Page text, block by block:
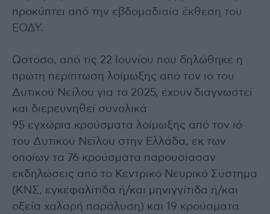
προκύπτει από την εβδομαδιαία έκθεση του
ΕΟΔΥ.
Ωστόσο, από τις 22 Ιουνίου που δηλώθηκε η
πρώτη περίπτωση λοίμωξης από τον ιό του
Δυτικού Νείλου για το 2025, έχουν διαγνωστεί
και διερευνηθεί συνολικά
95 εγχώρια κρούσματα λοίμωξης από τον ιό
του Δυτικού Νείλου στην Ελλάδα, εκ των
οποίων τα 76 κρούσματα παρουσίασαν
εκδηλώσεις από το Κεντρικό Νευρικό Σύστημα
(ΚΝΣ, εγκεφαλίτιδα ή/και μηνιγγίτιδα ή/και
οξεία χαλαρή παράλυση) και 19 κρούσματα